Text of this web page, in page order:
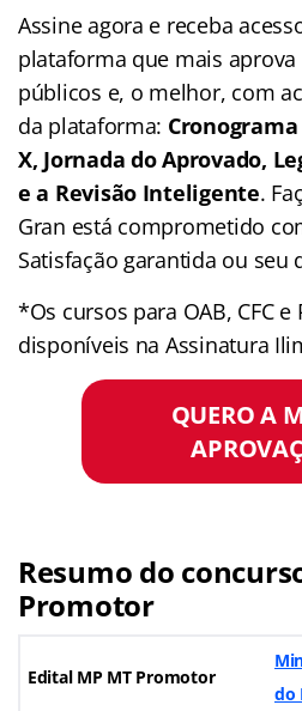
Assine agora e receba
plataforma que mais
públicos e, o melhor, com
da plataforma:
X, Jornada do Aprovado,
e a Revisão Inteligente.
Gran está comprometido
Satisfação garantida ou seu
*Os cursos para OAB, CFC
disponíveis na Assinatura
QUERO A
Resumo do
Promotor
Edital MP MT Promotor
do